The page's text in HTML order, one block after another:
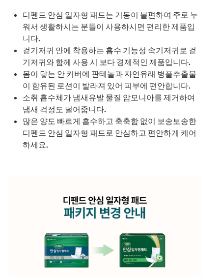
디펜드 안심 일자형 패드는 거동이 불편하여 주로 누
워서 생활하시는 분들이 사용하시면 편리한 제품입
니다.
겉기저귀 안에 착용하는 흡수 기능성 속기저귀로 겉
기저귀와 함께 사용 시 보다 경제적인 제품입니다.
몸이 닿는 안 커버에 판테놀과 자연유래 병풀추출물
이 함유된 로션이 발라져 있어 피부에 편안합니다.
소취 흡수체가 냄새유발 물질 암모니아를 제거하여
냄새 걱정도 덜어줍니다.
많은 양도 빠르게 흡수하고 축축함 없이 보송보송한
디펜드 안심 일자형 패드로 안심하고 편안하게 케어
하세요.